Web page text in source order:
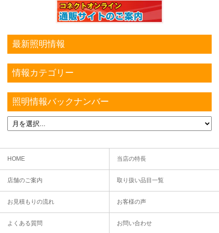
最新照明情報
情報カテゴリー
照明情報バックナンバー
HOME 当店の特長
店舗のご案内 取り扱い品目一覧
お見積もりの流れ お客様の声
よくある質問 お問い合わせ